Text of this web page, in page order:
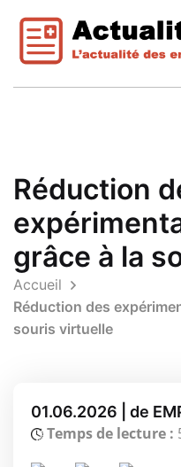
Réduction
grâce à la
Accueil
Réduction des
souris virtuelle
01.06.2026 | de
Temps de lecture :